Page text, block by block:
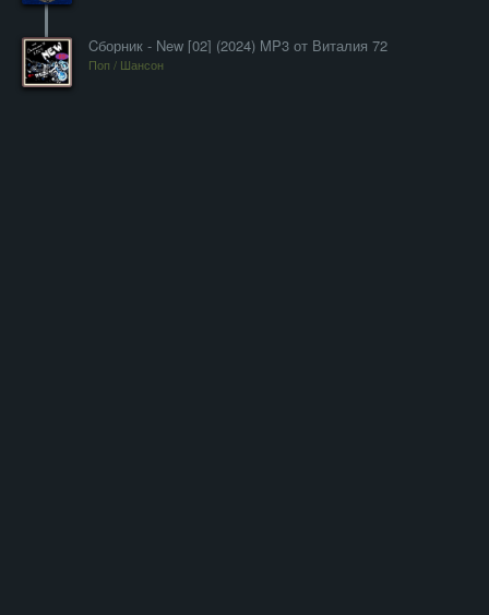
Cборник - New [02] (2024) MP3 от Виталия 72
Поп / Шансон